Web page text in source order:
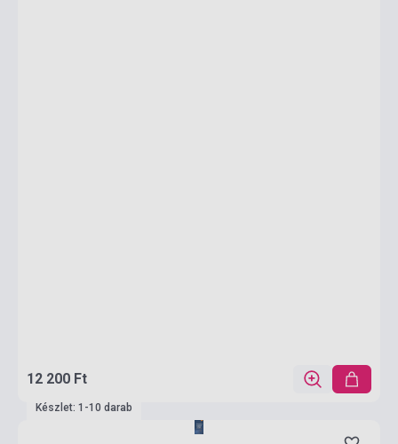
12 200 Ft
Készlet: 1-10 darab